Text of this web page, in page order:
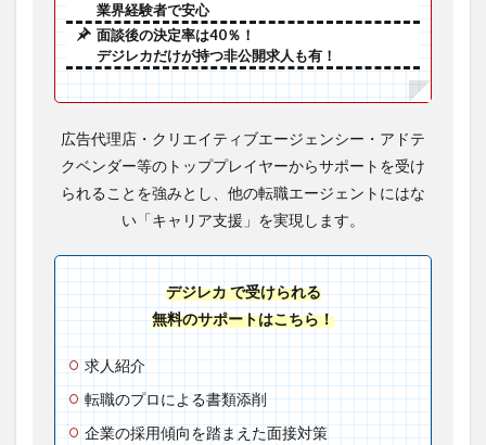
業界経験者で安心
面談後の決定率は40％！
デジレカだけが持つ非公開求人も有！
広告代理店・クリエイティブエージェンシー・アドテ
クベンダー等のトッププレイヤーからサポートを受け
られることを強みとし、他の転職エージェントにはな
い「キャリア支援」を実現します。
デジレカ で受けられる
無料のサポートはこちら！
求人紹介
転職のプロによる書類添削
企業の採用傾向を踏まえた面接対策